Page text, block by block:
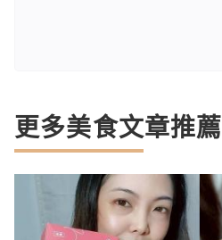
更多美食文章推薦